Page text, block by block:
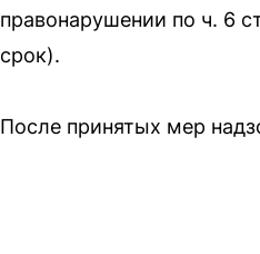
правонарушении по ч. 6
срок).
После принятых мер